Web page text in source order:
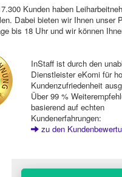
Kunden haben
Dabei bieten wir Ihnen unser
bis 18 Uhr und wir können
InStaff ist durch den
Dienstleister eKomi für
Kundenzufriedenheit
Über 99 %
basierend auf echten
Kundenerfahrungen:
zu den